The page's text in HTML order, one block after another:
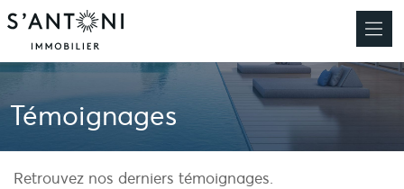
Témoignages
Retrouvez nos derniers témoignages.